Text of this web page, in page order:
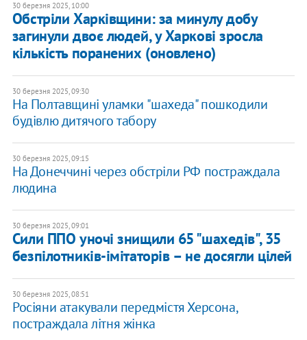
30 березня 2025, 10:00
Обстріли Харківщини: за минулу добу
загинули двоє людей, у Харкові зросла
кількість поранених (оновлено)
30 березня 2025, 09:30
На Полтавщині уламки "шахеда" пошкодили
будівлю дитячого табору
30 березня 2025, 09:15
На Донеччині через обстріли РФ постраждала
людина
30 березня 2025, 09:01
Сили ППО уночі знищили 65 "шахедів", 35
безпілотників-імітаторів – не досягли цілей
30 березня 2025, 08:51
Росіяни атакували передмістя Херсона,
постраждала літня жінка